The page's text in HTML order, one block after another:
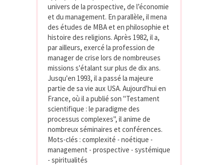
univers de la prospective, de l’économie
et du management. En parallèle, il mena
des études de MBA et en philosophie et
histoire des religions. Après 1982, il a,
par ailleurs, exercé la profession de
manager de crise lors de nombreuses
missions s'étalant sur plus de dix ans.
Jusqu'en 1993, il a passé la majeure
partie de sa vie aux USA. Aujourd'hui en
France, où il a publié son "Testament
scientifique : le paradigme des
processus complexes", il anime de
nombreux séminaires et conférences.
Mots-clés : complexité - noétique -
management - prospective - systémique
- spiritualités